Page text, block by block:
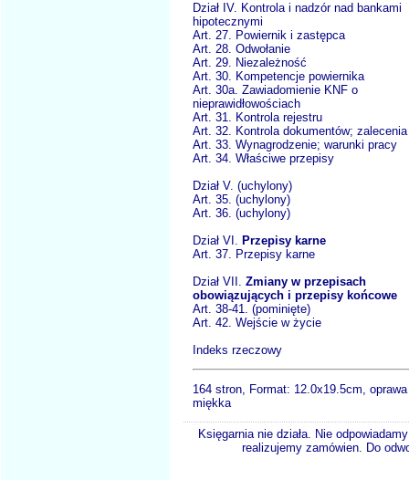
Dział IV. Kontrola i nadzór nad bankami
hipotecznymi
Art. 27. Powiernik i zastępca
Art. 28. Odwołanie
Art. 29. Niezależność
Art. 30. Kompetencje powiernika
Art. 30a. Zawiadomienie KNF o
nieprawidłowościach
Art. 31. Kontrola rejestru
Art. 32. Kontrola dokumentów; zalecenia
Art. 33. Wynagrodzenie; warunki pracy
Art. 34. Właściwe przepisy
Dział V. (uchylony)
Art. 35. (uchylony)
Art. 36. (uchylony)
Dział VI. Przepisy karne
Art. 37. Przepisy karne
Dział VII. Zmiany w przepisach
obowiązujących i przepisy końcowe
Art. 38-41. (pominięte)
Art. 42. Wejście w życie
Indeks rzeczowy
164 stron, Format: 12.0x19.5cm, oprawa
miękka
Księgarnia nie działa. Nie
realizujemy zamówien. Do